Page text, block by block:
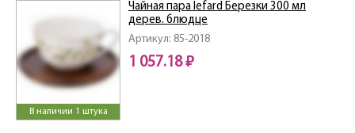
В наличии 1 штука
Артикул: 85-2018
Чайная пара lefard Березки 300 мл
дерев. блюдце
1 057.18 ₽